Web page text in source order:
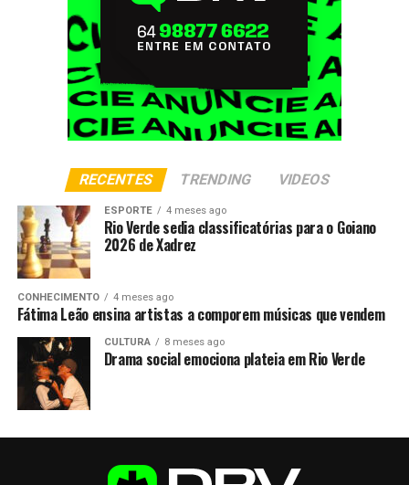
RECENTES TRENDING VIDEOS
ESPORTE 4 meses ago
Rio Verde sedia classificatórias para o Goiano
2026 de Xadrez
CONHECIMENTO 4 meses ago
Fátima Leão ensina artistas a comporem músicas que vendem
CULTURA 8 meses ago
Drama social emociona plateia em Rio Verde